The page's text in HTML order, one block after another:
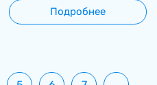
Подробнее